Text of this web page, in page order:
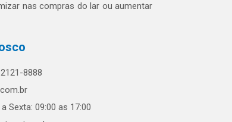
nas compras do lar ou aumentar
8888
Sexta: 09:00 as 17:00